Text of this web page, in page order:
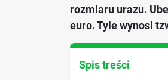
rozmiaru urazu.
euro. Tyle wynosi
Spis treści